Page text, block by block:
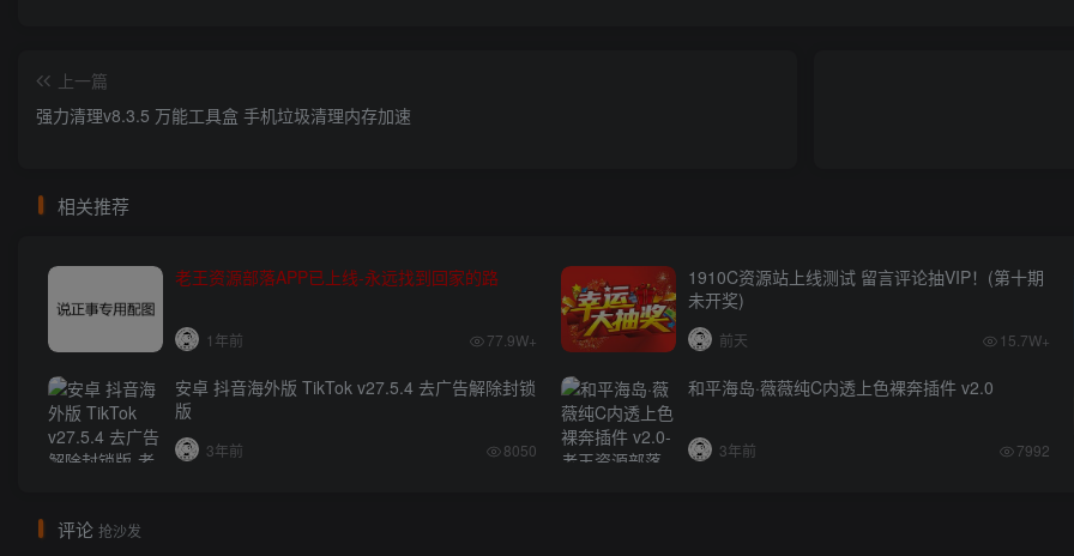
上一篇
强力清理v8.3.5 万能工具盒 手机垃圾清理内存加速
相关推荐
老王资源部落APP已上线-永远找到回家的路
1年前 77.9W+
1910C资源站上线测试 留言评论抽VIP！(第十期
未开奖)
前天 15.7W+
安卓 抖音海外版 TikTok v27.5.4 去广告解除封锁
版
3年前 8050
和平海岛·薇薇纯C内透上色裸奔插件 v2.0
3年前 7992
评论 抢沙发